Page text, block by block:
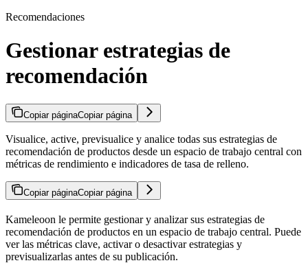
Recomendaciones
Gestionar estrategias de
recomendación
Copiar páginaCopiar página
Visualice, active, previsualice y analice todas sus estrategias de
recomendación de productos desde un espacio de trabajo central con
métricas de rendimiento e indicadores de tasa de relleno.
Copiar páginaCopiar página
Kameleoon le permite gestionar y analizar sus estrategias de
recomendación de productos en un espacio de trabajo central. Puede
ver las métricas clave, activar o desactivar estrategias y
previsualizarlas antes de su publicación.